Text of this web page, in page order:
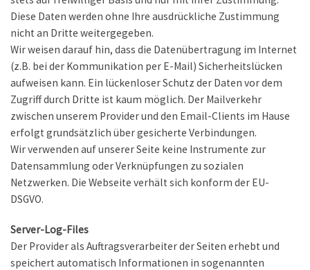
Diese Daten werden ohne Ihre ausdrückliche Zustimmung
nicht an Dritte weitergegeben.
Wir weisen darauf hin, dass die Datenübertragung im Internet
(z.B. bei der Kommunikation per E-Mail) Sicherheitslücken
aufweisen kann. Ein lückenloser Schutz der Daten vor dem
Zugriff durch Dritte ist kaum möglich. Der Mailverkehr
zwischen unserem Provider und den Email-Clients im Hause
erfolgt grundsätzlich über gesicherte Verbindungen.
Wir verwenden auf unserer Seite keine Instrumente zur
Datensammlung oder Verknüpfungen zu sozialen
Netzwerken. Die Webseite verhält sich konform der EU-
DSGVO.
Server-Log-Files
Der Provider als Auftragsverarbeiter der Seiten erhebt und
speichert automatisch Informationen in sogenannten